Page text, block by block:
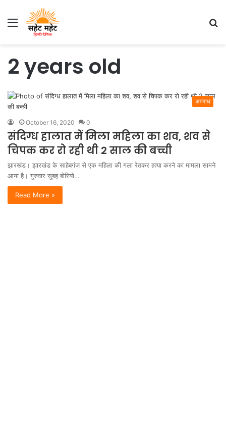
Menu
2 years old
अपराध
October 16, 2020 0
संदिग्ध हालात में मिला महिला का शव, शव से
चिपक कर रो रही थी 2 साल की बच्ची
झारखंड। झारखंड के साहेबगंज से एक महिला की गला रेतकर हत्या करने का मामला सामने
आया है। गुरुवार सुबह बोरियो…
Read More »